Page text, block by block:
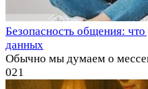
Безопасность общения:
данных
Обычно мы думаем о
021